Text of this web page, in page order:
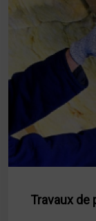
Travaux de